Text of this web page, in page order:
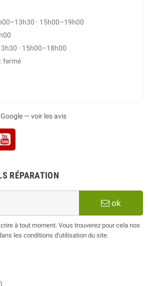
· 15h00–19h00
· 15h00–18h00
fermé
— voir les avis
RÉPARATION
ok
à tout moment. Vous trouverez pour cela nos
les conditions d'utilisation du site.